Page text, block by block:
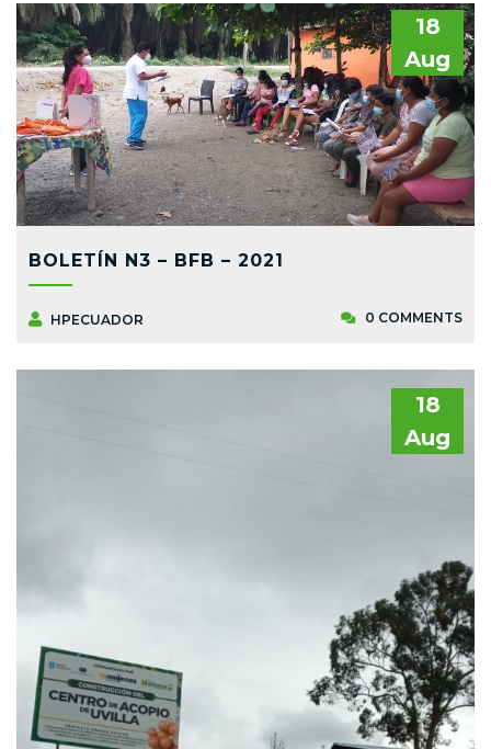
18
Aug
BOLETÍN N3 – BFB – 2021
HPECUADOR 0 COMMENTS
18
Aug